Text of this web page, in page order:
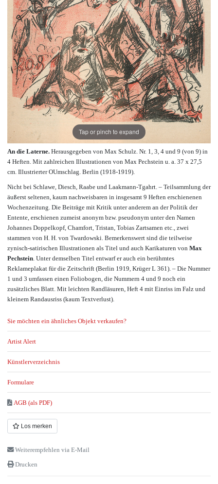
Tap or pinch to expand
An die Laterne. Herausgegeben von Max Schulz. Nr. 1, 3, 4 und 9 (von 9) in
4 Heften. Mit zahlreichen Illustrationen von Max Pechstein u. a. 37 x 27,5
cm. Illustrierter OUmschlag. Berlin (1918-1919).
Nicht bei Schlawe, Diesch, Raabe und Laakmann-Tgahrt. – Teilsammlung der
äußerst seltenen, kaum nachweisbaren in insgesamt 9 Heften erschienenen
Wochenzeitung. Die Beiträge mit Kritik unter anderem an der Politik der
Entente, erschienen zumeist anonym bzw. pseudonym unter den Namen
Johannes Doppelkopf, Chamfort, Tristan, Tobias Zartsamen etc., zwei
stammen von H. H. von Twardowski. Bemerkenswert sind die teilweise
zynisch-satirischen Illustrationen als Titel und auch Karikaturen von Max
Pechstein. Unter demselben Titel entwarf er auch ein berühmtes
Reklameplakat für die Zeitschrift (Berlin 1919, Krüger L 361). – Die Nummer
1 und 3 umfassen einen Foliobogen, die Nummern 4 und 9 noch ein
zusätzliches Blatt. Mit leichten Randläsuren, Heft 4 mit Einriss im Falz und
kleinem Randausriss (kaum Textverlust).
Sie möchten ein ähnliches Objekt verkaufen?
Artist Alert
Künstlerverzeichnis
Formulare
AGB (als PDF)
Los merken
Weiterempfehlen via E-Mail
Drucken